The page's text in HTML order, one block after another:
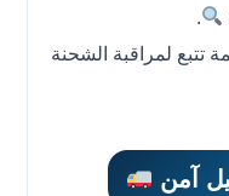
.
تتبع لمراقبة الشحنة
آمن